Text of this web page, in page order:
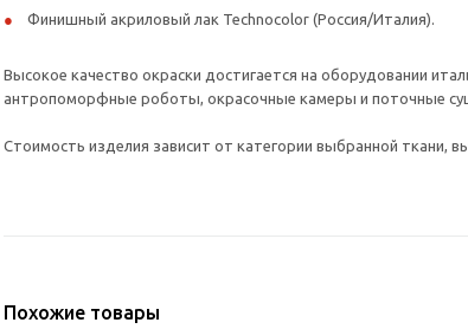
Финишный акриловый лак Technocolor (Россия/Италия).
Высокое качество окраски достигается на оборудовании
антропоморфные роботы, окрасочные камеры и поточные
Стоимость изделия зависит от категории выбранной ткани,
Похожие товары